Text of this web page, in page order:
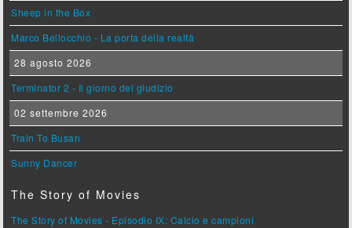
Sheep in the Box
Marco Bellocchio - La porta della realtà
28 agosto 2026
Terminator 2 - Il giorno del giudizio
02 settembre 2026
Train To Busan
Sunny Dancer
The Story of Movies
The Story of Movies - Episodio IX: Calcio e campioni